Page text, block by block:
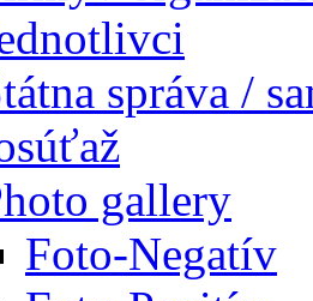
správa /
gallery
Foto-Negatív